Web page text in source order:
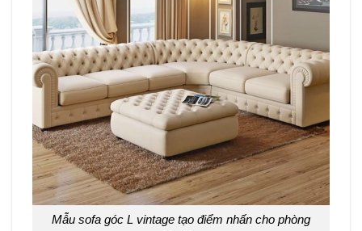
Mẫu sofa góc L vintage tạo điểm nhấn cho phòng